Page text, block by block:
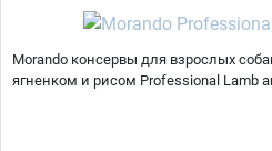
Morando консервы для взрослых
ягненком и рисом Professional Lamb